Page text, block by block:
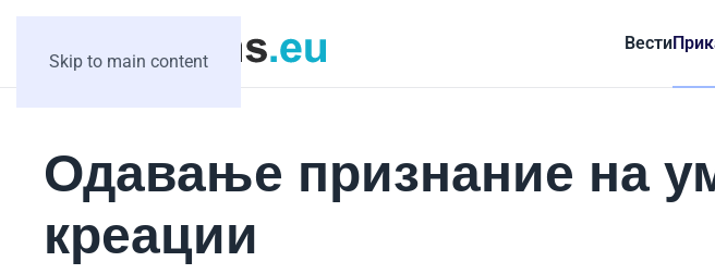
Skip to main content
Вести
Одавање признание на
креации